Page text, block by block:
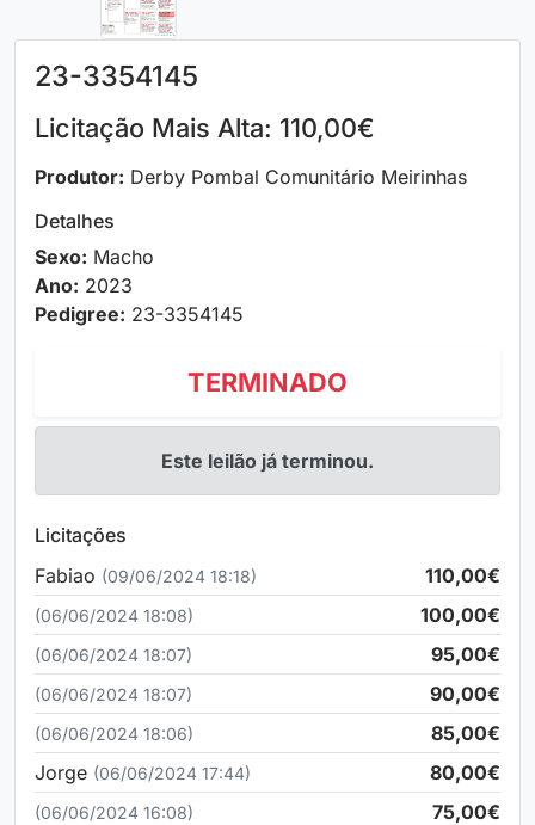
23-3354145
Licitação Mais Alta: 110,00€
Produtor: Derby Pombal Comunitário Meirinhas
Detalhes
Sexo: Macho
Ano: 2023
Pedigree: 23-3354145
TERMINADO
Este leilão já terminou.
Licitações
Fabiao (09/06/2024 18:18) 110,00€
(06/06/2024 18:08) 100,00€
(06/06/2024 18:07) 95,00€
(06/06/2024 18:07) 90,00€
(06/06/2024 18:06)
85,00€
Jorge (06/06/2024 17:44) 80,00€
(06/06/2024 16:08)
75,00€